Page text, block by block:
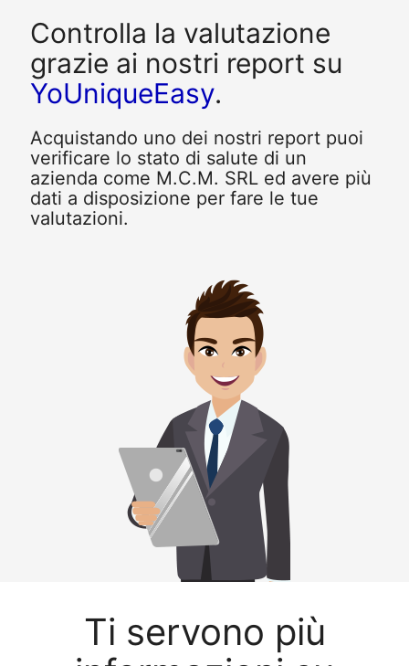
Controlla la valutazione
grazie ai nostri report su
YoUniqueEasy.
Acquistando uno dei nostri report puoi
verificare lo stato di salute di un
azienda come M.C.M. SRL ed avere più
dati a disposizione per fare le tue
valutazioni.
Ti servono più